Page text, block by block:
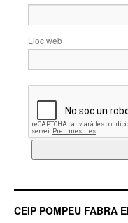
Lloc web
CEIP POMPEU FABRA